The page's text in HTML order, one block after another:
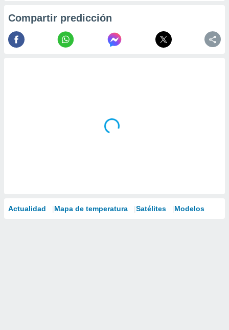
Compartir predicción
Actualidad Mapa de temperatura Satélites Modelos